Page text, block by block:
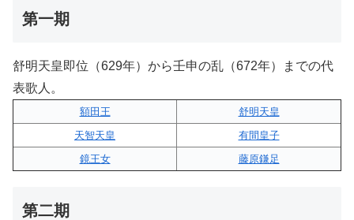
第一期
舒明天皇即位（629年）から壬申の乱（672年）までの代
表歌人。
額田王
舒明天皇
天智天皇
有間皇子
鏡王女
藤原鎌足
第二期